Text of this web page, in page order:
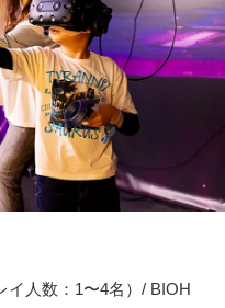
イ人数：1〜4名）/ BIOH